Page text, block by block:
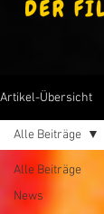
Artikel-Übersicht
Alle Beiträge
News
Alle Beiträge